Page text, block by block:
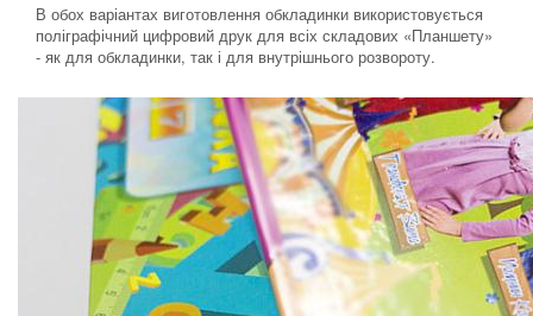
В обох варіантах виготовлення обкладинки використовується
поліграфічний цифровий друк для всіх складових «Планшету»
- як для обкладинки, так і для внутрішнього розвороту.